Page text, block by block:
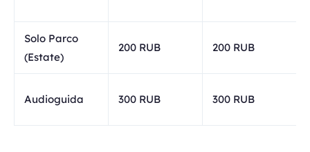
Solo Parco
(Estate)
200 RUB 200 RUB
Audioguida 300 RUB 300 RUB